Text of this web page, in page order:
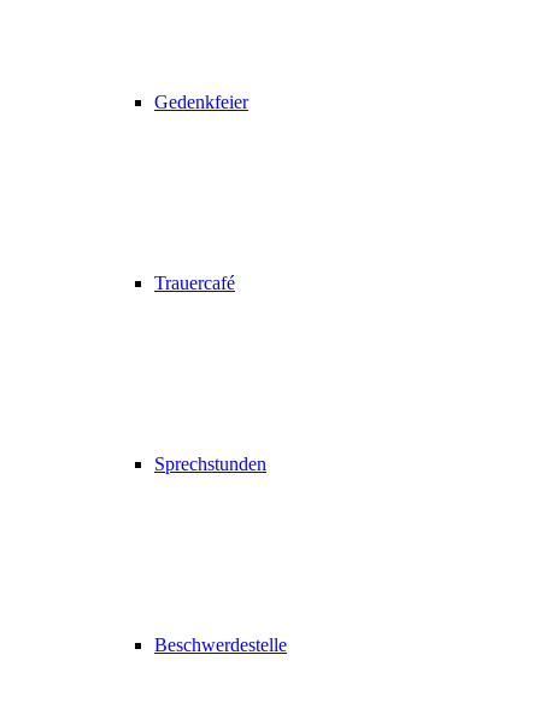
Gedenkfeier
Trauercafé
Sprechstunden
Beschwerdestelle